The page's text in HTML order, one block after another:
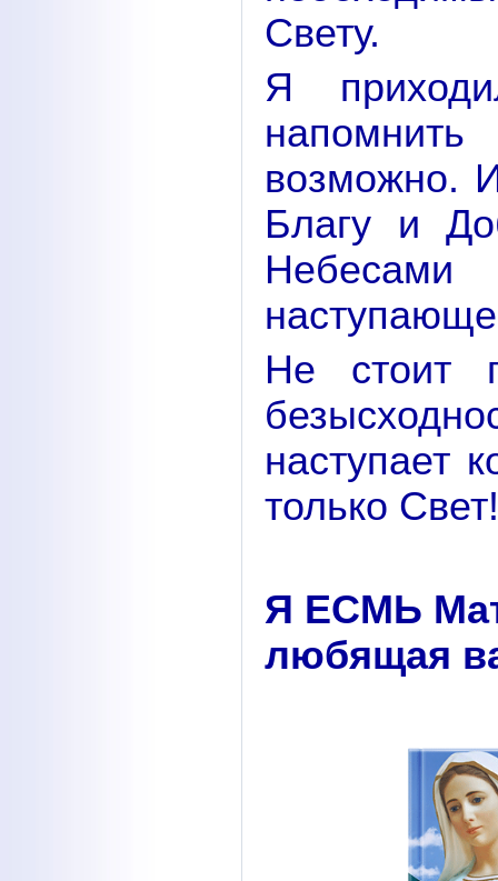
Свету.
Я
возможно.
Благу и
Не стоит
наступает
только Свет!
Я ЕСМЬ
любящая